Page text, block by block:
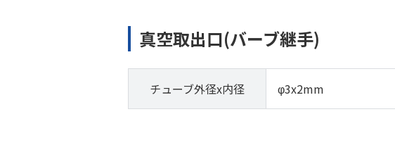
真空取出口(バーブ継手)
チューブ外径x内径 φ3x2mm